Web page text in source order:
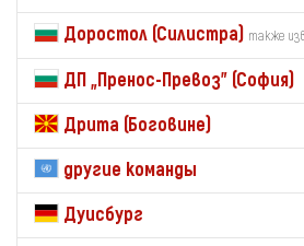
Доростол (Силистра) также
ДП „Пренос-Превоз" (София)
Дрита (Боговине)
другие команды
Дуисбург